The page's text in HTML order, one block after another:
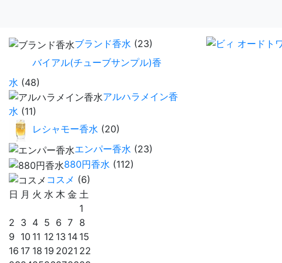
ブランド香水 (23)
バイアル(チューブサンプル)香
水 (48)
アルハラメイン香
水 (11)
レシャモー香水 (20)
エンパー香水 (23)
880円香水 (112)
コスメ (6)
日 月 火 水 木 金 土
1
2 3 4 5 6 7 8
9 10 11 12 13 14 15
16 17 18 19 2021 22